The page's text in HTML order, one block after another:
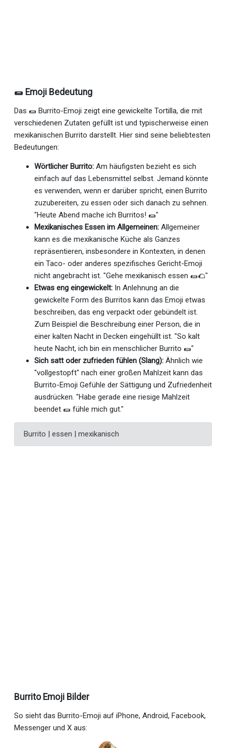
🌯 Emoji Bedeutung
Das 🌯 Burrito-Emoji zeigt eine gewickelte Tortilla, die mit
verschiedenen Zutaten gefüllt ist und typischerweise einen
mexikanischen Burrito darstellt. Hier sind seine beliebtesten
Bedeutungen:
Wörtlicher Burrito: Am häufigsten bezieht es sich
einfach auf das Lebensmittel selbst. Jemand könnte
es verwenden, wenn er darüber spricht, einen Burrito
zuzubereiten, zu essen oder sich danach zu sehnen.
"Heute Abend mache ich Burritos! 🌯"
Mexikanisches Essen im Allgemeinen: Allgemeiner
kann es die mexikanische Küche als Ganzes
repräsentieren, insbesondere in Kontexten, in denen
ein Taco- oder anderes spezifisches Gericht-Emoji
nicht angebracht ist. "Gehe mexikanisch essen 🌯🌮"
Etwas eng eingewickelt: In Anlehnung an die
gewickelte Form des Burritos kann das Emoji etwas
beschreiben, das eng verpackt oder gebündelt ist.
Zum Beispiel die Beschreibung einer Person, die in
einer kalten Nacht in Decken eingehüllt ist. "So kalt
heute Nacht, ich bin ein menschlicher Burrito 🌯"
Sich satt oder zufrieden fühlen (Slang): Ähnlich wie
"vollgestopft" nach einer großen Mahlzeit kann das
Burrito-Emoji Gefühle der Sättigung und Zufriedenheit
ausdrücken. "Habe gerade eine riesige Mahlzeit
beendet 🌯 fühle mich gut."
Burrito | essen | mexikanisch
Burrito Emoji Bilder
So sieht das Burrito-Emoji auf iPhone, Android, Facebook,
Messenger und X aus: